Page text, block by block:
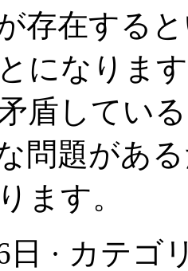
存在する
になりま
盾してい
問題があ
ます。
日 · カテゴ